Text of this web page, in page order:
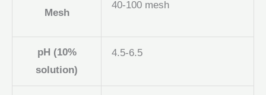
Mesh
40-100 mesh
pH (10%
solution)
4.5-6.5